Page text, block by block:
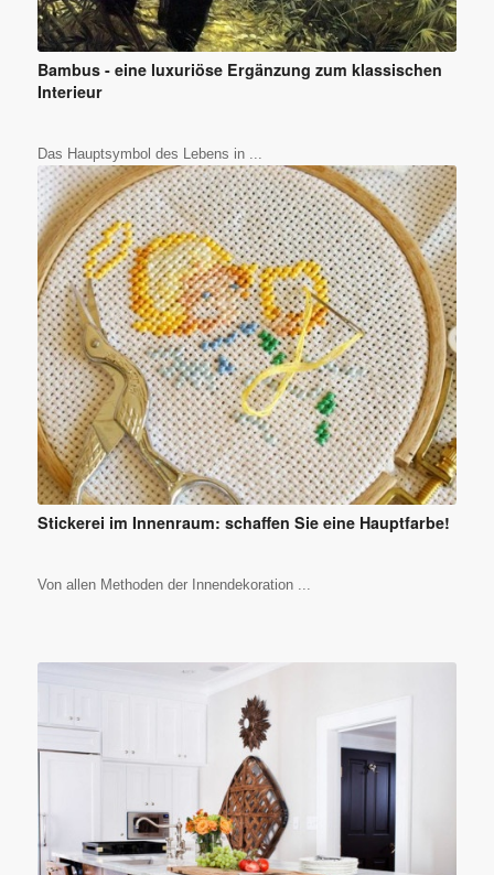
Bambus - eine luxuriöse Ergänzung zum klassischen
Interieur
Das Hauptsymbol des Lebens in ...
Stickerei im Innenraum: schaffen Sie eine Hauptfarbe!
Von allen Methoden der Innendekoration ...